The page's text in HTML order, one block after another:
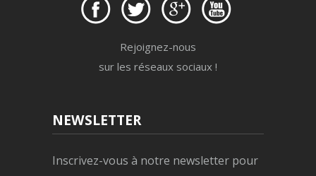
Rejoignez-nous
sur les réseaux sociaux !
NEWSLETTER
Inscrivez-vous à notre newsletter pour